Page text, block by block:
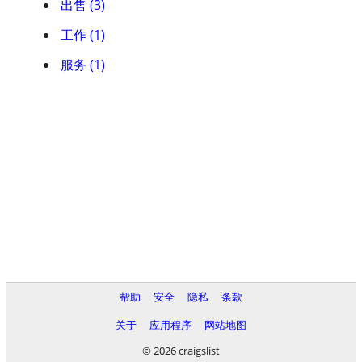
出售 (3)
工作 (1)
服务 (1)
帮助 安全 隐私
条款
关于
应用程序
网站地图
© 2026 craigslist